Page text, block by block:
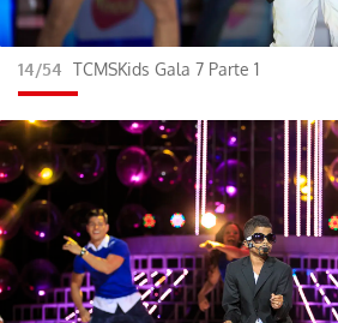
14/54 TCMSKids Gala 7 Parte 1